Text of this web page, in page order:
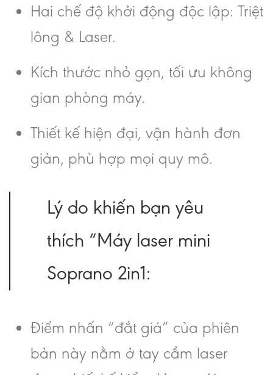
Hai chế độ khởi động độc lập: Triệt
lông & Laser.
Kích thước nhỏ gọn, tối ưu không
gian phòng máy.
Thiết kế hiện đại, vận hành đơn
giản, phù hợp mọi quy mô.
Lý do khiến bạn yêu
thích “Máy laser mini
Soprano 2in1:
Điểm nhấn “đắt giá” của phiên
bản này nằm ở tay cầm laser